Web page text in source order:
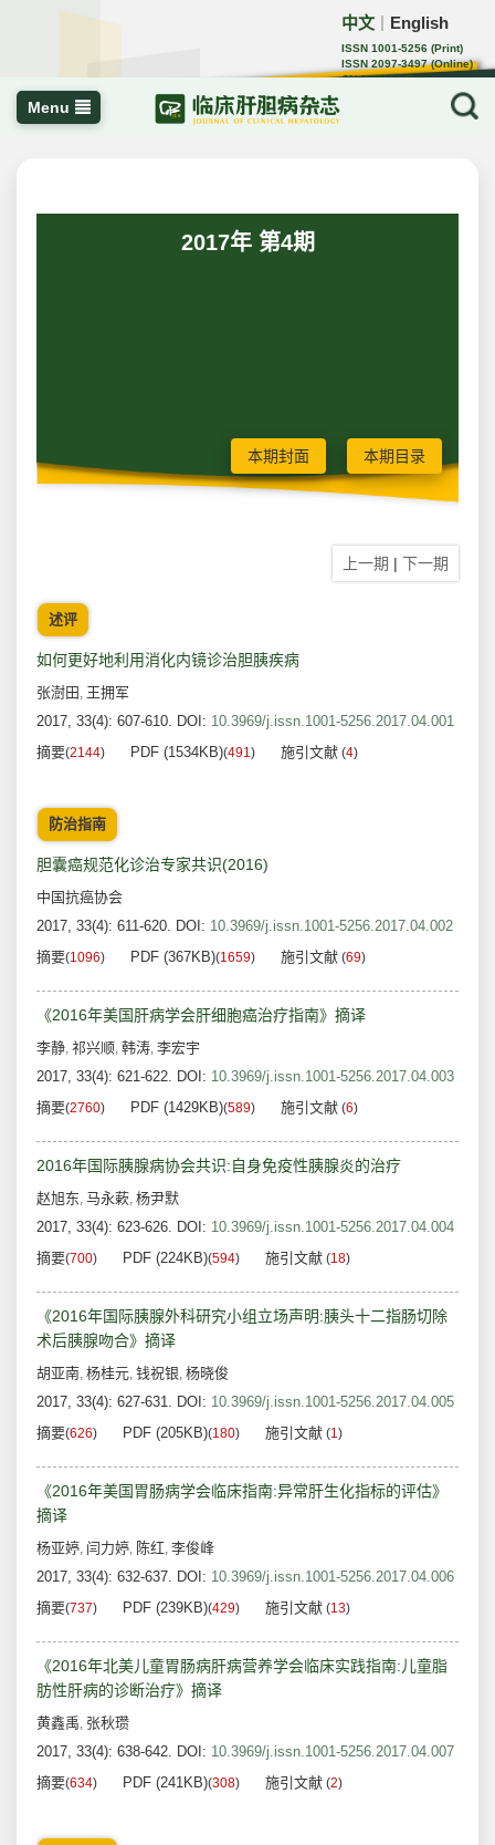
中文 English
ISSN 1001-5256 (Print)
ISSN 2097-3497 (Online)
CN 22-1108/R
Menu
2017年 第4期
本期封面 本期目录
上一期 | 下一期
述评
如何更好地利用消化内镜诊治胆胰疾病
张澍田 , 王拥军
2017, 33(4): 607-610. DOI: 10.3969/j.issn.1001-5256.2017.04.001
摘要(2144) PDF (1534KB)(491) 施引文献 (4)
防治指南
胆囊癌规范化诊治专家共识(2016)
中国抗癌协会
2017, 33(4): 611-620. DOI: 10.3969/j.issn.1001-5256.2017.04.002
摘要(1096) PDF (367KB)(1659) 施引文献 (69)
《2016年美国肝病学会肝细胞癌治疗指南》摘译
李静, 祁兴顺, 韩涛, 李宏宇
2017, 33(4): 621-622. DOI: 10.3969/j.issn.1001-5256.2017.04.003
摘要(2760) PDF (1429KB)(589) 施引文献 (6)
2016年国际胰腺病协会共识:自身免疫性胰腺炎的治疗
赵旭东, 马永蔌, 杨尹默
2017, 33(4): 623-626. DOI: 10.3969/j.issn.1001-5256.2017.04.004
摘要(700) PDF (224KB)(594) 施引文献 (18)
《2016年国际胰腺外科研究小组立场声明:胰头十二指肠切除
术后胰腺吻合》摘译
胡亚南, 杨桂元, 钱祝银, 杨晓俊
2017, 33(4): 627-631. DOI: 10.3969/j.issn.1001-5256.2017.04.005
摘要(626) PDF (205KB)(180) 施引文献 (1)
《2016年美国胃肠病学会临床指南:异常肝生化指标的评估》
摘译
杨亚婷, 闫力婷, 陈红, 李俊峰
2017, 33(4): 632-637. DOI: 10.3969/j.issn.1001-5256.2017.04.006
摘要(737) PDF (239KB)(429) 施引文献 (13)
《2016年北美儿童胃肠病肝病营养学会临床实践指南:儿童脂
肪性肝病的诊断治疗》摘译
黄鑫禹, 张秋瓒
2017, 33(4): 638-642. DOI: 10.3969/j.issn.1001-5256.2017.04.007
摘要(634) PDF (241KB)(308) 施引文献 (2)